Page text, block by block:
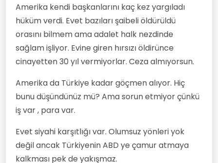
Amerika kendi başkanlarını kaç kez yargıladı
hüküm verdi. Evet bazıları şaibeli öldürüldü
orasını bilmem ama adalet halk nezdinde
sağlam işliyor. Evine giren hırsızı öldirünce
cinayetten 30 yıl vermiyorlar. Ceza almıyorsun.
Amerika da Türkiye kadar göçmen alıyor. Hiç
bunu düşündünüz mü? Ama sorun etmiyor çünkü
iş var , para var.
Evet siyahi karşıtlığı var. Olumsuz yönleri yok
değil ancak Türkiyenin ABD ye çamur atmaya
kalkması pek de yakışmaz.